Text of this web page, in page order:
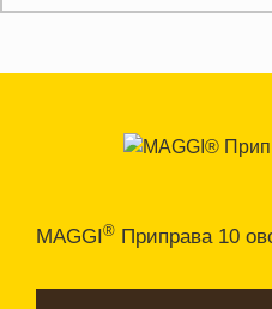
MAGGI® Приправа 10